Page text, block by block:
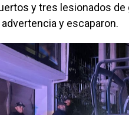
y tres lesionados de
y escaparon.